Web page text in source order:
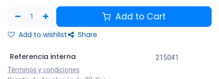
Add to Cart
Add to wishlist Share
Referencia interna
215041
Términos y condiciones